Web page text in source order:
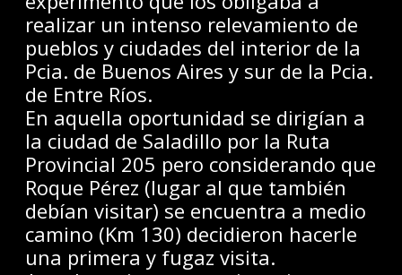
realizar un intenso relevamiento de
pueblos y ciudades del interior de la
Pcia. de Buenos Aires y sur de la Pcia.
de Entre Ríos.
En aquella oportunidad se dirigían a
la ciudad de Saladillo por la Ruta
Provincial 205 pero considerando que
Roque Pérez (lugar al que también
debían visitar) se encuentra a medio
camino (Km 130) decidieron hacerle
una primera y fugaz visita.